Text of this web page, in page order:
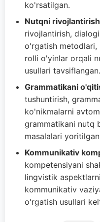
ko'rsatilgan.
Nutqni
rivojlantirish,
o'rgatish
rolli o'yinlar orqali
usullari tavsiflangan.
Grammatikani
tushuntirish,
ko'nikmalarni
grammatikani nutq
masalalari
Kommunikativ
kompetensiyani
lingvistik
kommunikativ
o'rgatish usullari